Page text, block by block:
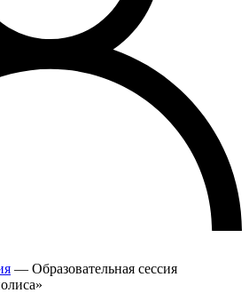
— Образовательная сессия